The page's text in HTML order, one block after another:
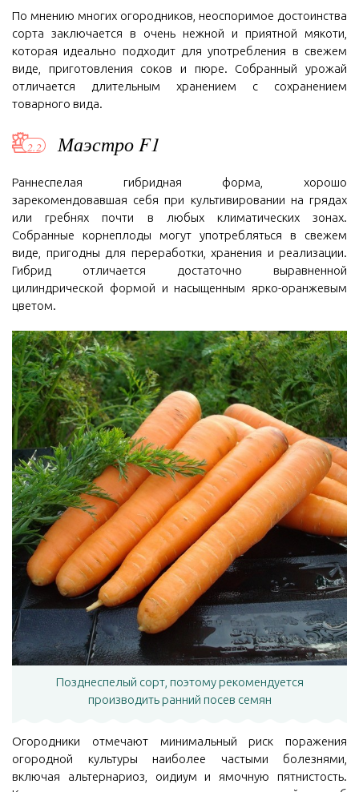
По мнению многих огородников, неоспоримое достоинства
сорта заключается в очень нежной и приятной мякоти,
которая идеально подходит для употребления в свежем
виде, приготовления соков и пюре. Собранный урожай
отличается длительным хранением с сохранением
товарного вида.
Маэстро F1
Раннеспелая гибридная форма, хорошо
зарекомендовавшая себя при культивировании на грядах
или гребнях почти в любых климатических зонах.
Собранные корнеплоды могут употребляться в свежем
виде, пригодны для переработки, хранения и реализации.
Гибрид отличается достаточно выравненной
цилиндрической формой и насыщенным ярко-оранжевым
цветом.
Позднеспелый сорт, поэтому рекомендуется
производить ранний посев семян
Огородники отмечают минимальный риск поражения
огородной культуры наиболее частыми болезнями,
включая альтернариоз, оидиум и ямочную пятнистость.